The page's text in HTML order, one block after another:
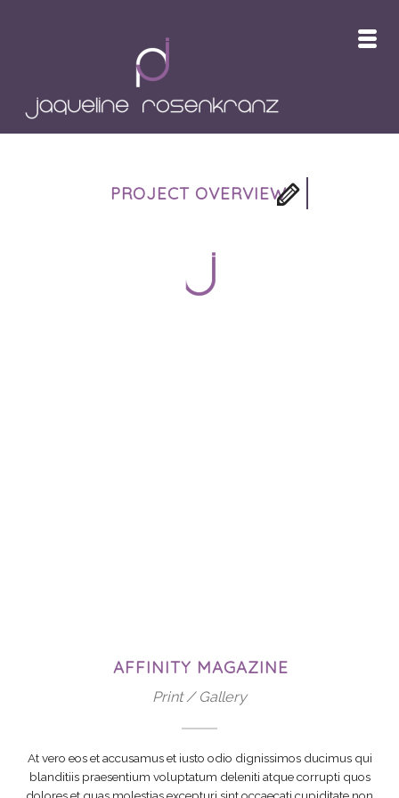
PROJECT OVERVIEW
AFFINITY MAGAZINE
Print / Gallery
At vero eos et accusamus et iusto odio dignissimos ducimus qui
blanditiis praesentium voluptatum deleniti atque corrupti quos